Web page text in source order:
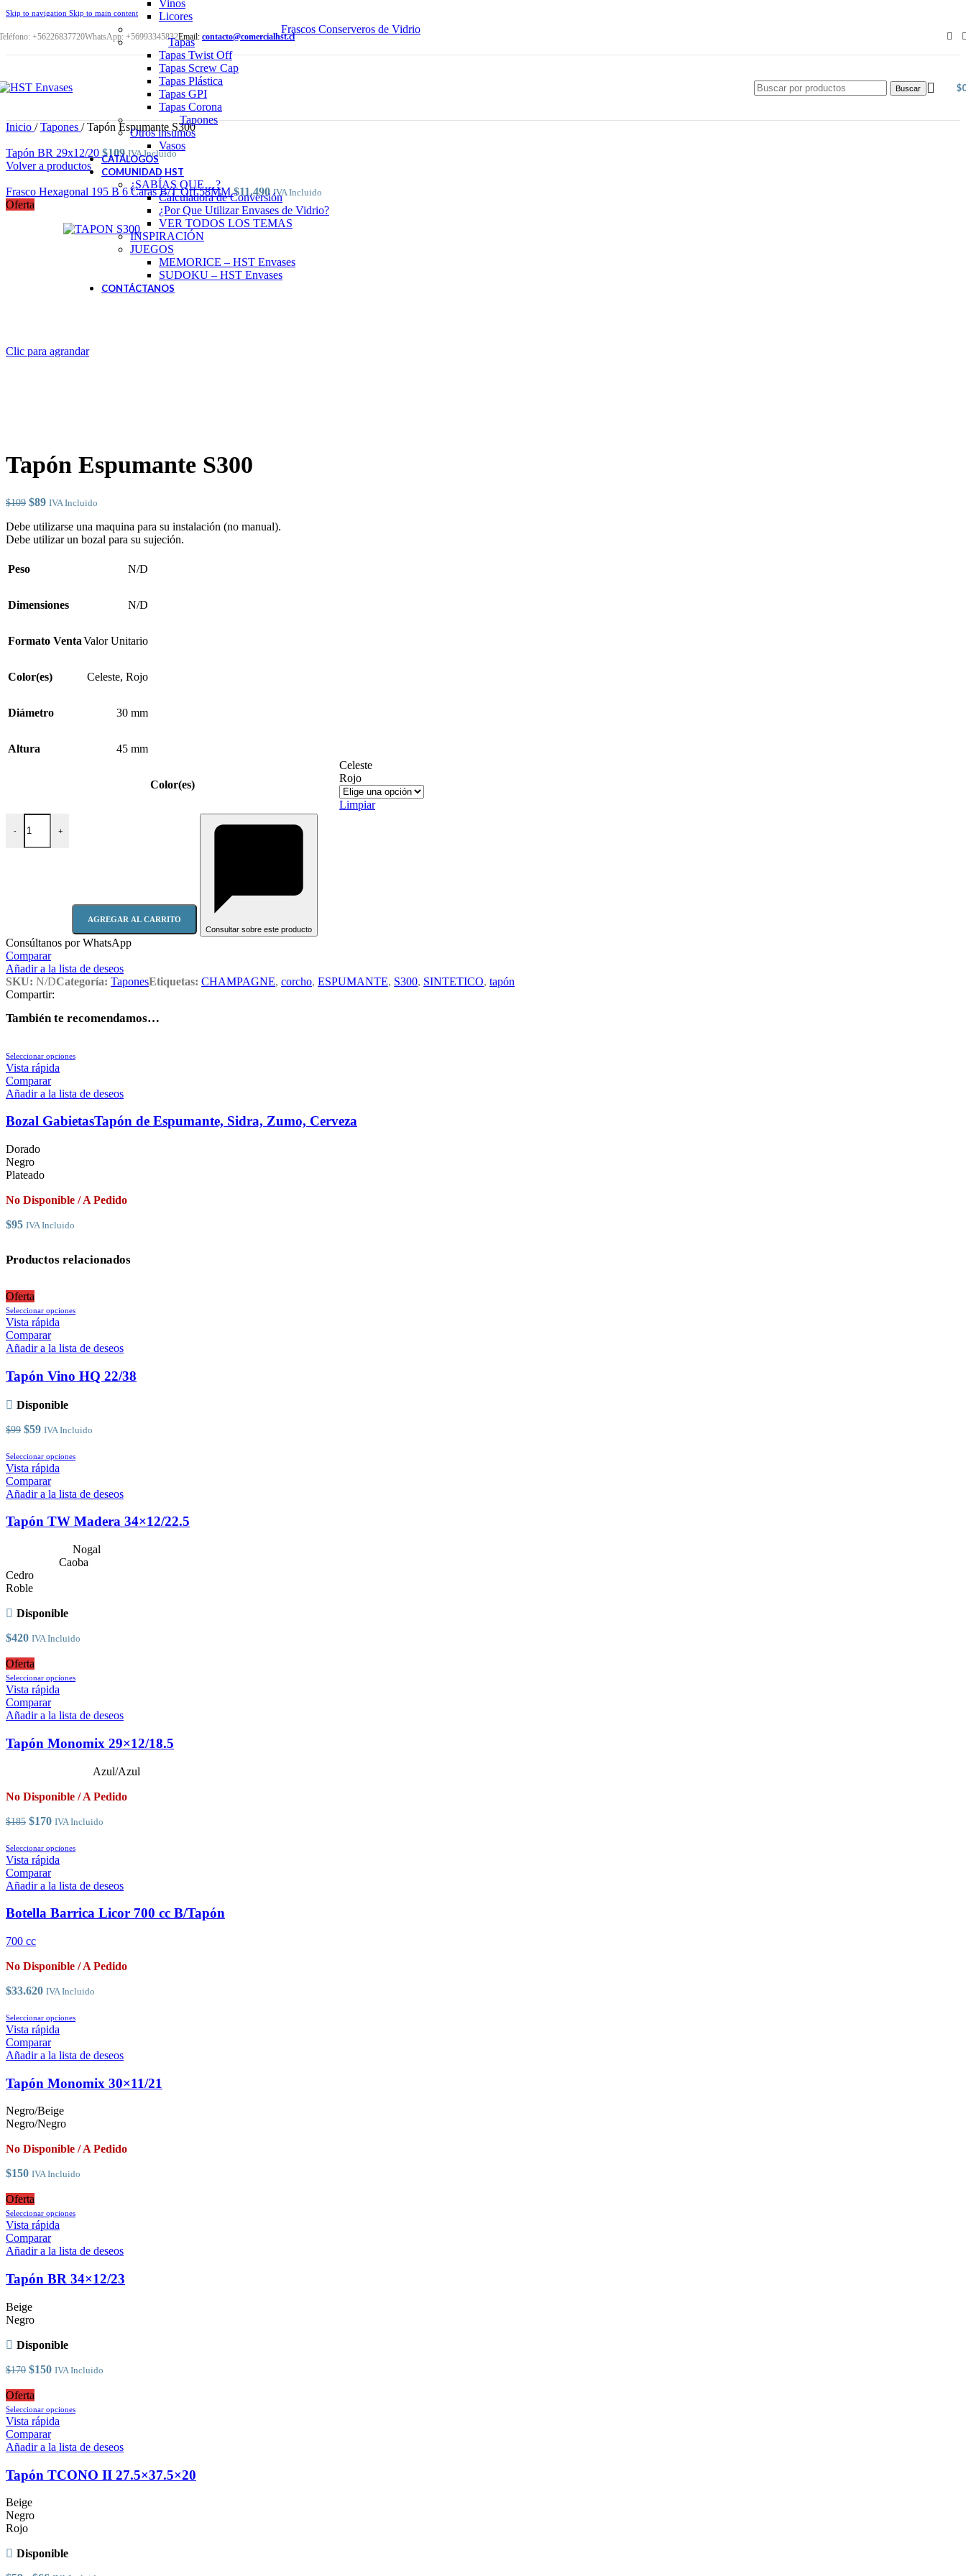
Skip to navigation Skip to main content
+56226837720WhatsApp: +56993345832Email: contacto@comercialhst.cl
Vinos
Licores
Frascos Conserveros de Vidrio
Tapas
Tapas Twist Off
Tapas Screw Cap
Tapas Plástica
Tapas GPI
Tapas Corona
Tapones
Otros insumos
Vasos
CATÁLOGOS
COMUNIDAD HST
¿SABÍAS QUE…?
Calculadora de Conversión
¿Por Que Utilizar Envases de Vidrio?
VER TODOS LOS TEMAS
INSPIRACIÓN
JUEGOS
MEMORICE – HST Envases
SUDOKU – HST Envases
CONTÁCTANOS
Buscar $
Inicio / Tapones / Tapón Espumante S300
Tapón BR 29x12/20 $109 IVA Incluido
Volver a productos
Frasco Hexagonal 195 B 6 Caras B/T Off 58MM$11.490 IVA Incluido
Oferta
Clic para agrandar
Tapón Espumante S300
$109 El
original
era:
$89El
actual
es:
IVA Incluido
Debe utilizarse una maquina para su instalación (no manual).
Debe utilizar un bozal para su sujeción.
Peso N/D
Dimensiones N/D
Formato VentaValor Unitario
Color(es) Celeste, Rojo
Diámetro 30 mm
Altura 45 mm
Color(es)
Celeste
Rojo
Limpiar
-
Tapón Espumante S300 cantidad
+
AGREGAR AL CARRITO
Consultar sobre este producto
Consúltanos por WhatsApp
Comparar
Añadir a la lista de deseos
SKU: N/DCategoría: TaponesEtiquetas: CHAMPAGNE, corcho, ESPUMANTE, S300, SINTETICO, tapón
Compartir:
También te recomendamos…
Seleccionar opcionesEste
múltiples
Las
opciones
la
Vista rápida
Comparar
Añadir a la lista de deseos
Bozal GabietasTapón de Espumante, Sidra, Zumo, Cerveza
Dorado
Negro
Plateado
No Disponible / A Pedido
$95 IVA Incluido
Productos relacionados
Oferta
Seleccionar opcionesEste
múltiples
Las
opciones
elegir
página
producto
Vista rápida
Comparar
Añadir a la lista de deseos
Tapón Vino HQ 22/38
Disponible
$99 El
original
era:
$99.
$59El
actual
es:
$59.
IVA Incluido
Seleccionar opcionesEste
múltiples
Las
se
pueden
producto
Vista rápida
Comparar
Añadir a la lista de deseos
Tapón TW Madera 34×12/22.5
Nogal
Caoba
Cedro
Roble
Disponible
$420 IVA Incluido
Oferta
Seleccionar opcionesEste
múltiples
Las
opciones
pueden
elegir
la
Vista rápida
Comparar
Añadir a la lista de deseos
Tapón Monomix 29×12/18.5
Azul/Azul
No Disponible / A Pedido
$185 El
original
era:
$185.
$170El
actual
es:
$170.
IVA Incluido
Seleccionar opcionesEste
múltiples
Las
elegir
la
de
Vista rápida
Comparar
Añadir a la lista de deseos
Botella Barrica Licor 700 cc B/Tapón
700 cc
No Disponible / A Pedido
$33.620 IVA Incluido
Seleccionar opcionesEste
múltiples
Las
opciones
en
página
Vista rápida
Comparar
Añadir a la lista de deseos
Tapón Monomix 30×11/21
Negro/Beige
Negro/Negro
No Disponible / A Pedido
$150 IVA Incluido
Oferta
Seleccionar opcionesEste
múltiples
Las
página
Vista rápida
Comparar
Añadir a la lista de deseos
Tapón BR 34×12/23
Beige
Negro
Disponible
$170 El
original
era:
$170.
$150El
es:
$150.
IVA Incluido
Oferta
Seleccionar opcionesEste
múltiples
Las
opciones
Vista rápida
Comparar
Añadir a la lista de deseos
Tapón TCONO II 27.5×37.5×20
Beige
Negro
Rojo
Disponible